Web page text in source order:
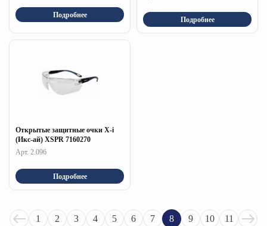
Подробнее
Подробнее
Открытые защитные очки X-i
(Икс-ай) XSPR 7160270
Арт. 2.096
Подробнее
1 2 3 4 5 6 7 8 9 10 11